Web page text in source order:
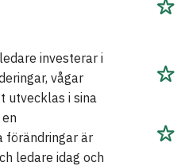
investerar i
vågar
utvecklas i sina
förändringar är
ledare idag och